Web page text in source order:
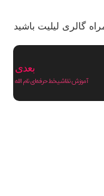
گالری لیلیت باشید
بعدی
آموزش نقاشیخط حرفه‌ای نام الله